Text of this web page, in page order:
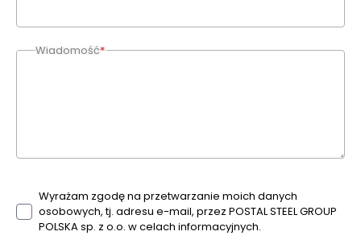
Wiadomość*
Wyrażam zgodę na przetwarzanie moich danych
osobowych, tj. adresu e-mail, przez POSTAL STEEL GROUP
POLSKA sp. z o.o. w celach informacyjnych.